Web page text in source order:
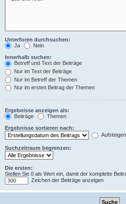
Unterforen durchsuchen:
Ja
Nein
Innerhalb suchen:
Betreff und Text der Beiträge
Nur im Text der Beiträge
Nur im Betreff der Themen
Nur im ersten Beitrag der Themen
Ergebnisse anzeigen als:
Beiträge
Themen
Ergebnisse sortieren nach:
Suchzeitraum begrenzen:
Die ersten:
Stellen Sie 0 als Wert ein, damit der komplette
Zeichen der Beiträge anzeigen